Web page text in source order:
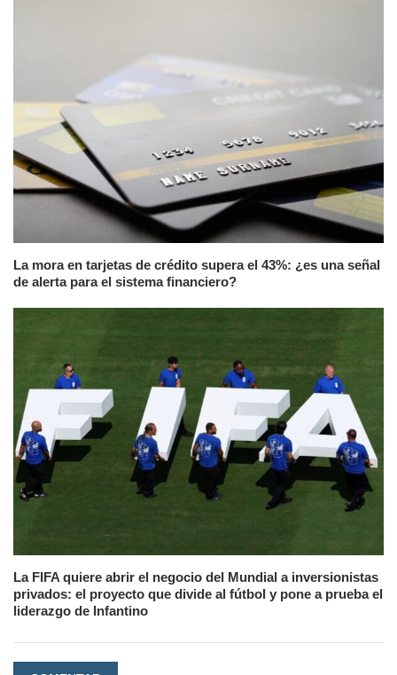
La mora en tarjetas de crédito supera el 43%: ¿es una señal
de alerta para el sistema financiero?
La FIFA quiere abrir el negocio del Mundial a inversionistas
privados: el proyecto que divide al fútbol y pone a prueba el
liderazgo de Infantino